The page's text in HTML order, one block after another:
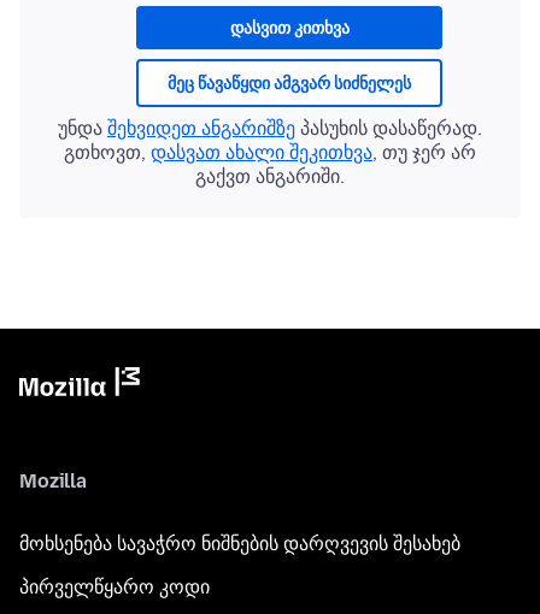
დასვით კითხვა
მეც წავაწყდი ამგვარ სიძნელეს
უნდა შეხვიდეთ ანგარიშზე პასუხის დასაწერად.
გთხოვთ, დასვათ ახალი შეკითხვა, თუ ჯერ არ
გაქვთ ანგარიში.
Mozilla
მოხსენება სავაჭრო ნიშნების დარღვევის შესახებ
პირველწყარო კოდი